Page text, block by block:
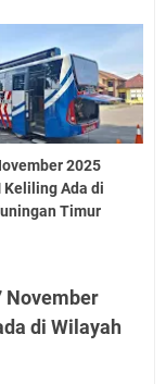
2025
Keliling Ada di
Timur
November
di Wilayah